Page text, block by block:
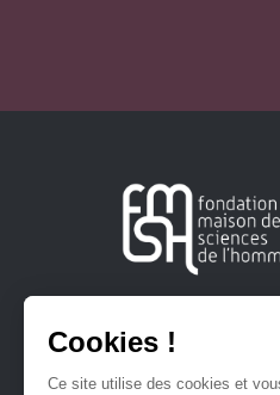
Créée en 1963, la
soutient la recherche
sciences humaines et